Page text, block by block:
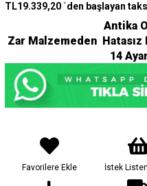
TL19.339,20 `den başlayan
Antika
Zar Malzemeden Hatasız
14
Favorilere Ekle İstek